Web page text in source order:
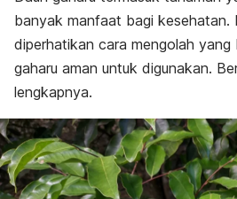
Cara mengonsumsi
Perhatian
banyak manfaat bagi kesehatan.
diperhatikan cara mengolah yang
gaharu aman untuk digunakan.
lengkapnya.